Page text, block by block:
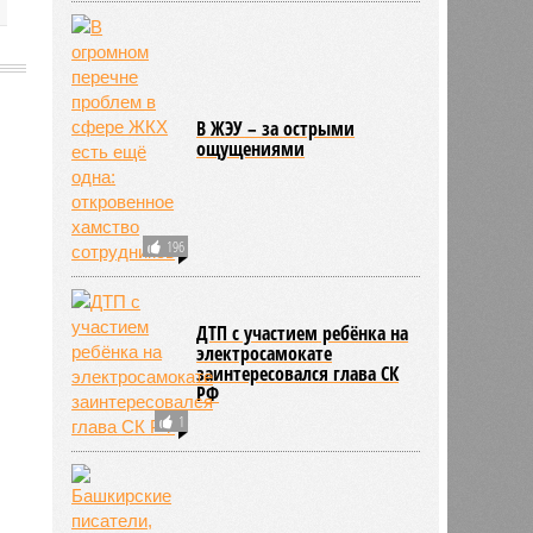
196
В ЖЭУ – за острыми
ощущениями
1
ДТП с участием ребёнка на
электросамокате
заинтересовался глава СК
РФ